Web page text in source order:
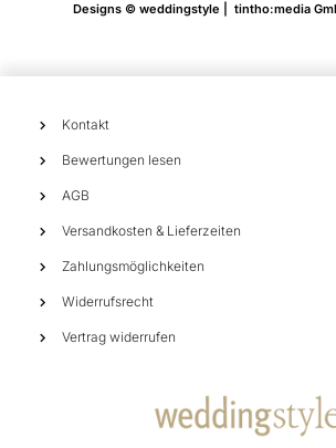
Designs © weddingstyle | tintho:media
Kontakt
Bewertungen lesen
AGB
Versandkosten & Lieferzeiten
Zahlungsmöglichkeiten
Widerrufsrecht
Vertrag widerrufen